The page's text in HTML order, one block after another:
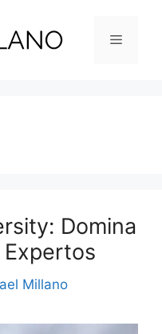
Menú
Domina
Millano